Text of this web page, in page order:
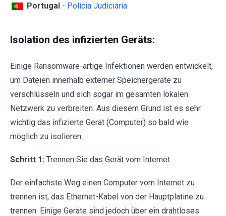
Portugal - Polícia Judiciária
Isolation des infizierten Geräts:
Einige Ransomware-artige Infektionen werden entwickelt,
um Dateien innerhalb externer Speichergeräte zu
verschlüsseln und sich sogar im gesamten lokalen
Netzwerk zu verbreiten. Aus diesem Grund ist es sehr
wichtig das infizierte Gerät (Computer) so bald wie
möglich zu isolieren.
Schritt 1: Trennen Sie das Gerät vom Internet.
Der einfachste Weg einen Computer vom Internet zu
trennen ist, das Ethernet-Kabel von der Hauptplatine zu
trennen. Einige Geräte sind jedoch über ein drahtloses